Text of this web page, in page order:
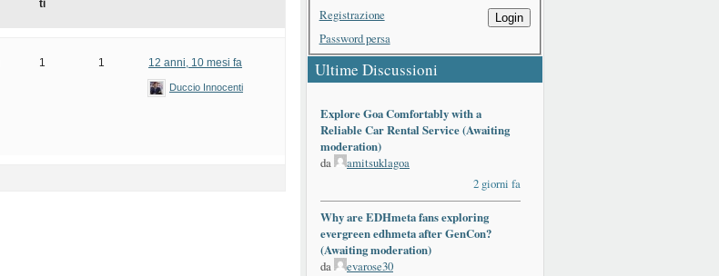
ti
1 1 12 anni, 10 mesi fa
Duccio Innocenti
Login
Registrazione
Password persa
Ultime Discussioni
Explore Goa Comfortably with a
Reliable Car Rental Service (Awaiting
moderation)
da
amitsuklagoa
2 giorni fa
Why are EDHmeta fans exploring
evergreen edhmeta after GenCon?
(Awaiting moderation)
da
evarose30